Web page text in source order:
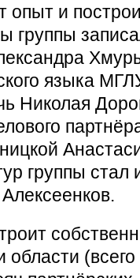
опыт и
группы
языка
Николая
группы стал